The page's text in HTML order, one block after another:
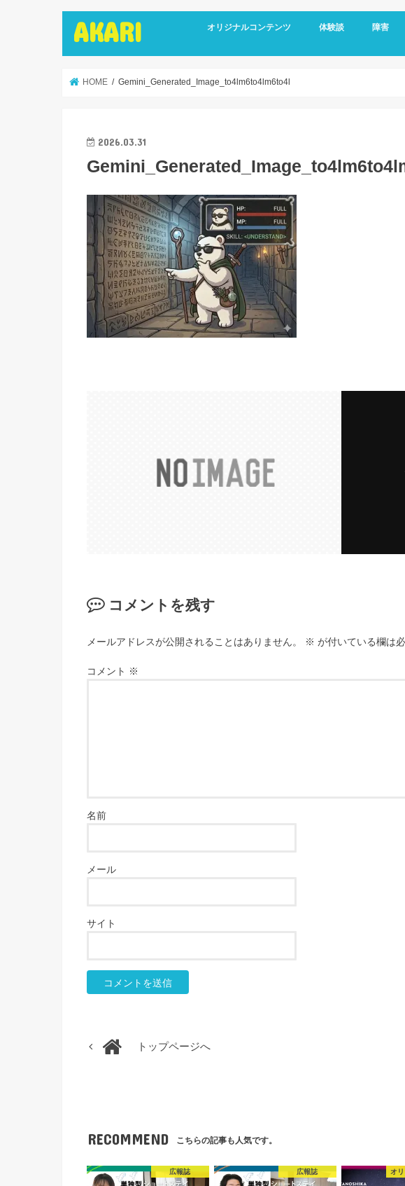
AKARI オリジナルコンテンツ
インタビュー
ライターズインタビュー
リカバリーストーリーズ
広報誌
体験談
メッセージ
障害
視覚障害
聴覚障害
発達障害
知的障害
障害年金
障害者雇
HOME Gemini_Generated_Image_to4lm6to4lm6to4l
2026.03.31
コメントを残す
メールアドレスが公開されることはありません。 ※ が付いている欄は
コメント ※
名前
メール
サイト
トップページへ
RECOMMEND こちらの記事も人気です。
広報誌 広報誌 オ